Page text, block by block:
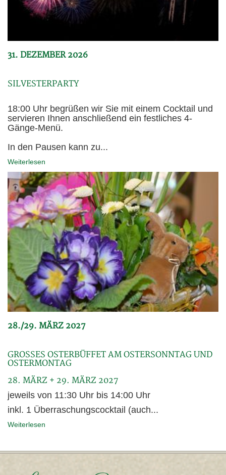
31. DEZEMBER 2026
SILVESTERPARTY
18:00 Uhr begrüßen wir Sie mit einem Cocktail und
servieren Ihnen anschließend ein festliches 4-
Gänge-Menü.
In den Pausen kann zu...
Weiterlesen
28./29. MÄRZ 2027
GROSSES OSTERBÜFFET AM OSTERSONNTAG UND O
STERMONTAG
28. MÄRZ + 29. MÄRZ 2027
jeweils von 11:30 Uhr bis 14:00 Uhr
inkl. 1 Überraschungscocktail (auch...
Weiterlesen